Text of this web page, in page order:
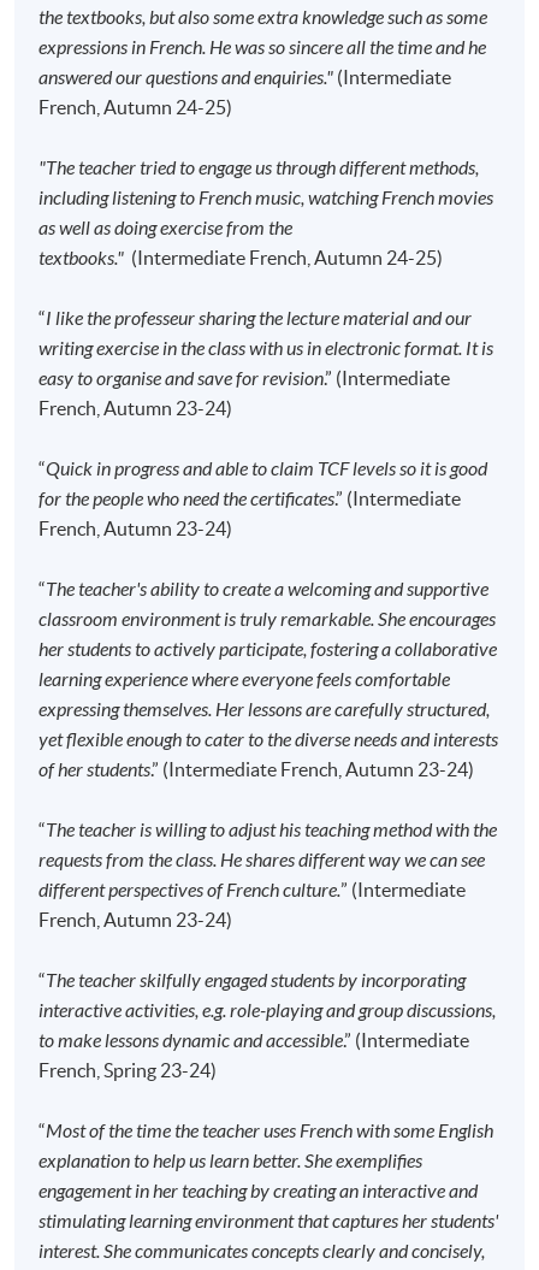
报名代码
2445-2774AW
开课日期
2026年9月14日 (星期一)
时间
6:45pm - 9:45pm
Kowloon Bay, Kowloon.
现时接受报名
开课日期
2026年9月15日 (星期二)
时间
6:45pm - 9:45pm
地点
HPSHCC Campus, 66 Leighton Road,
Causeway Bay, Hong Kong.
现时接受报名
报名代码
2445-2790AW
6:45pm - 9:45pm
地点
Kowloon West Campus, NCB Innovation
现时接受报名
开课日期
2026年9月12日 (星期六)
时间
10:00am - 1:00pm
地点
HPSHCC Campus, 66 Leighton Road,
Causeway Bay, Hong Kong.
INTENSIVE CLASS
报名代码
2450-1765AW
Saturday, 2:30pm - 5:30pm
地点
HPSHCC Campus, 66 Leighton Road,
Causeway Bay, Hong Kong.
the textbooks, but also some extra knowledge such as some
expressions in French. He was so sincere all the time and he
answered our questions and enquiries." (Intermediate
French, Autumn 24-25)
"The teacher tried to engage us through different methods,
including listening to French music, watching French movies
as well as doing exercise from the
textbooks." (Intermediate French, Autumn 24-25)
“I like the professeur sharing the lecture material and our
writing exercise in the class with us in electronic format. It is
easy to organise and save for revision.” (Intermediate
French, Autumn 23-24)
“Quick in progress and able to claim TCF levels so it is good
for the people who need the certificates.” (Intermediate
French, Autumn 23-24)
“The teacher's ability to create a welcoming and supportive
classroom environment is truly remarkable. She encourages
her students to actively participate, fostering a collaborative
learning experience where everyone feels comfortable
expressing themselves. Her lessons are carefully structured,
yet flexible enough to cater to the diverse needs and interests
of her students.” (Intermediate French, Autumn 23-24)
“The teacher is willing to adjust his teaching method with the
requests from the class. He shares different way we can see
different perspectives of French culture.” (Intermediate
French, Autumn 23-24)
“The teacher skilfully engaged students by incorporating
interactive activities, e.g. role-playing and group discussions,
to make lessons dynamic and accessible.” (Intermediate
French, Spring 23-24)
“Most of the time the teacher uses French with some English
explanation to help us learn better. She exemplifies
engagement in her teaching by creating an interactive and
stimulating learning environment that captures her students'
interest. She communicates concepts clearly and concisely,